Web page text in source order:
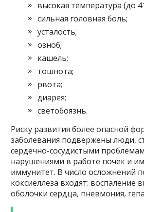
высокая температура (до
сильная головная боль;
усталость;
озноб;
кашель;
тошнота;
рвота;
диарея;
светобоязнь.
Риску развития более опасной
заболевания подвержены люди,
сердечно-сосудистыми
нарушениями в работе почек и
иммунитет. В число осложнений
коксиеллеза входят: воспаление
оболочки сердца, пневмония,